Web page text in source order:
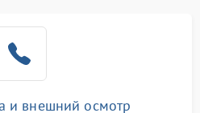
и внешний осмотр